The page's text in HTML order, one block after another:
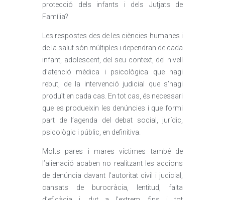
protecció dels infants i dels Jutjats de
Família?
Les respostes des de les ciències humanes i
de la salut són múltiples i dependran de cada
infant, adolescent, del seu context, del nivell
d’atenció mèdica i psicològica que hagi
rebut, de la intervenció judicial que s’hagi
produït en cada cas. En tot cas, és necessari
que es produeixin les denúncies i que formi
part de l’agenda del debat social, jurídic,
psicològic i públic, en definitiva.
Molts pares i mares víctimes també de
l’alienació acaben no realitzant les accions
de denúncia davant l’autoritat civil i judicial,
cansats de burocràcia, lentitud, falta